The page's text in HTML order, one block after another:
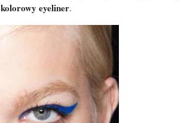
kolorowy eyeliner.